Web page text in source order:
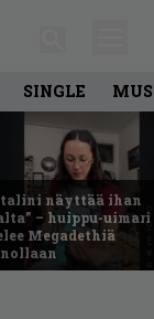
SINGLE
näyttää ihan
– huippu-uimari
Megadethiä